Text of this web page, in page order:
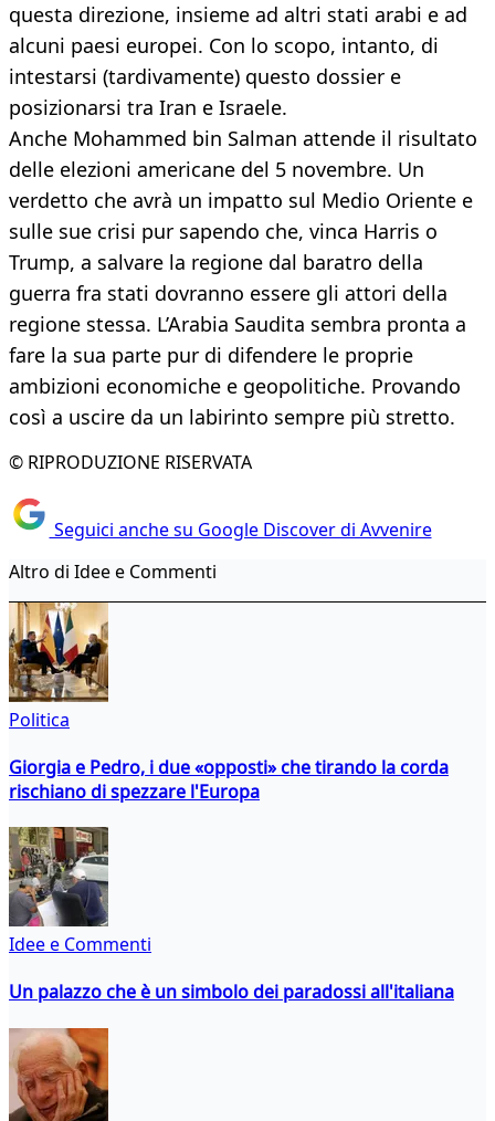
questa direzione, insieme ad altri stati arabi e ad
alcuni paesi europei. Con lo scopo, intanto, di
intestarsi (tardivamente) questo dossier e
posizionarsi tra Iran e Israele.
Anche Mohammed bin Salman attende il risultato
delle elezioni americane del 5 novembre. Un
verdetto che avrà un impatto sul Medio Oriente e
sulle sue crisi pur sapendo che, vinca Harris o
Trump, a salvare la regione dal baratro della
guerra fra stati dovranno essere gli attori della
regione stessa. L’Arabia Saudita sembra pronta a
fare la sua parte pur di difendere le proprie
ambizioni economiche e geopolitiche. Provando
così a uscire da un labirinto sempre più stretto.
© RIPRODUZIONE RISERVATA
Seguici anche su Google Discover di Avvenire
Altro di Idee e Commenti
Politica
Giorgia e Pedro, i due «opposti» che tirando la corda
rischiano di spezzare l'Europa
Idee e Commenti
Un palazzo che è un simbolo dei paradossi all'italiana